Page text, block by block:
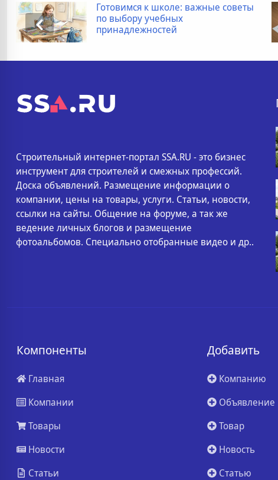
Готовимся к школе: важные советы
по выбору учебных
принадлежностей
Строительный интернет-портал SSA.RU - это бизнес
инструмент для строителей и смежных профессий.
Доска объявлений. Размещение информации о
компании, цены на товары, услуги. Статьи, новости,
ссылки на сайты. Общение на форуме, а так же
ведение личных блогов и размещение
фотоальбомов. Специально отобранные видео и др..
Компоненты
Главная
Компании
Товары
Новости
Статьи
Добавить
Компанию
Объявление
Товар
Новость
Статью